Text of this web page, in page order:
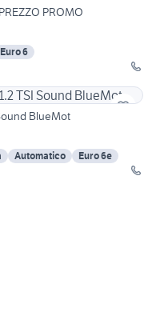
PROMO
Euro 6
BlueMot
Automatico
Euro 6e